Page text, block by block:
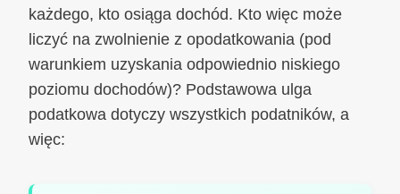
każdego, kto osiąga dochód. Kto więc może
liczyć na zwolnienie z opodatkowania (pod
warunkiem uzyskania odpowiednio niskiego
poziomu dochodów)? Podstawowa ulga
podatkowa dotyczy wszystkich podatników, a
więc: